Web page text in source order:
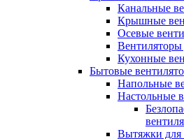
Канальные
Крышные
Осевые
Кухонные
Бытовые
Напольные
Настольные
Вытяжки для